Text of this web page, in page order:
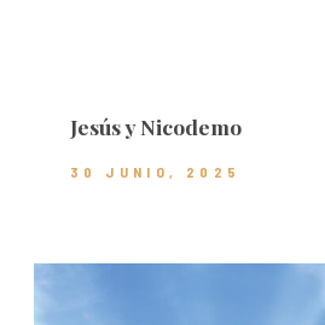
Jesús y Nicodemo
30 JUNIO, 2025